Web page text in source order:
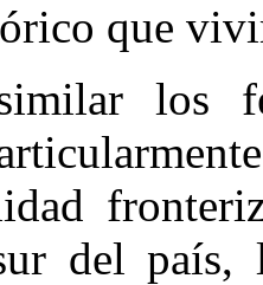
que
los
del país,